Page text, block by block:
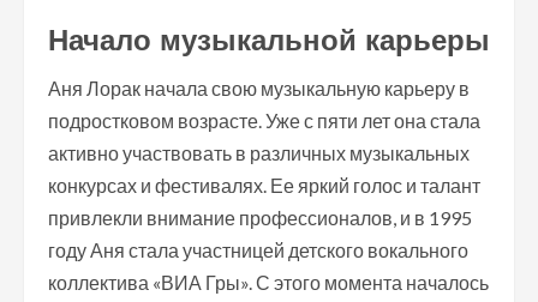
Начало музыкальной карьеры
Аня Лорак начала свою музыкальную карьеру в
подростковом возрасте. Уже с пяти лет она стала
активно участвовать в различных музыкальных
конкурсах и фестивалях. Ее яркий голос и талант
привлекли внимание профессионалов, и в 1995
году Аня стала участницей детского вокального
коллектива «ВИА Гры». С этого момента началось